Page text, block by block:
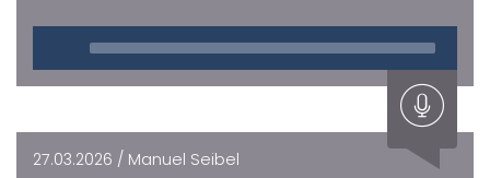
Player
27.03.2026 / Manuel Seibel